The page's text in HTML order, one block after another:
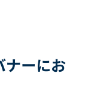
ーにお